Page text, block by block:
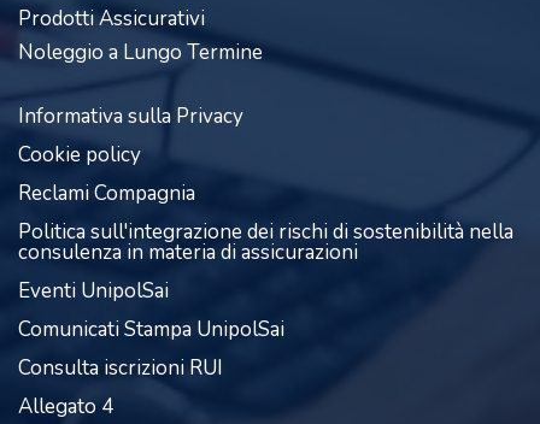
Prodotti Assicurativi
Noleggio a Lungo Termine
Informativa sulla Privacy
Cookie policy
Reclami Compagnia
Politica sull'integrazione dei rischi di sostenibilità nella
consulenza in materia di assicurazioni
Eventi UnipolSai
Comunicati Stampa UnipolSai
Consulta iscrizioni RUI
Allegato 4